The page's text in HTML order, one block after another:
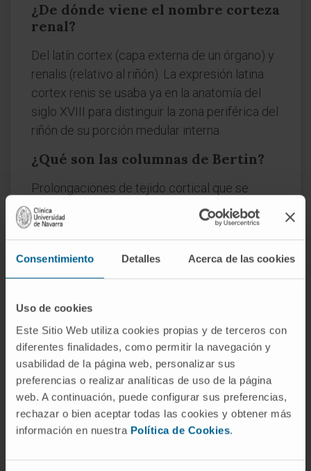
Consentimiento Detalles Acerca de las cookies
Uso de cookies
Este Sitio Web utiliza cookies propias y de terceros con
diferentes finalidades, como permitir la navegación y
usabilidad de la página web, personalizar sus
preferencias o realizar analíticas de uso de la página
web. A continuación, puede configurar sus preferencias,
rechazar o bien aceptar todas las cookies y obtener más
información en nuestra Política de Cookies.
¿De dónde viene el nombre corteza
renal?
Del latín cortex (capa externa de un órgano) y
renalis (relativo al riñón). La expresión latina
cortex renis se usaba ya en la anatomía del
siglo XVIII para distinguir la zona periférica del
riñón de su porción medular interna.
¿Qué son las columnas de Bertin?
Prolongaciones de tejido cortical que se
extienden entre las pirámides medulares
hasta alcanzar el seno renal. Deben su nombre
al anatomista Exupère Joseph Bertin, que las
describió en 1744. En ocasiones pueden ser
especialmente prominentes y confundirse, en
pruebas de imagen, con una masa renal,
normal.
¿La corteza renal produce
hormonas?
Sí. Los fibroblastos de la corteza renal
producen eritropoyetina en respuesta a la